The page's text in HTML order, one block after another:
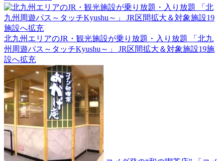
北九州エリアのJR・観光施設が乗り放題・入り放題 「北九
州周遊パス～タッチKyushu～」 JR区間拡大＆対象施設19施
設へ拡充